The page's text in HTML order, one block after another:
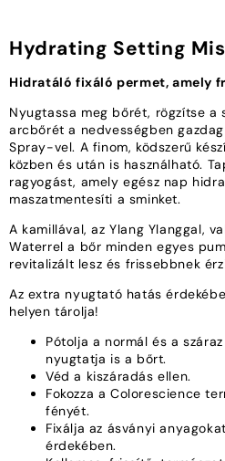
Hydrating Setting
Hidratáló fixáló permet, amely
Nyugtassa meg bőrét, rögzítse a
arcbőrét a nedvességben
Spray-vel. A finom, ködszerű
közben és után is használható.
ragyogást, amely egész nap
maszatmentesíti a sminket.
A kamillával, az Ylang Ylanggal,
Waterrel a bőr minden egyes
revitalizált lesz és frissebbnek
Az extra nyugtató hatás
helyen tárolja!
Pótolja a normál és a
nyugtatja is a bőrt.
Véd a kiszáradás ellen.
Fokozza a Colorescience
fényét.
Fixálja az ásványi
érdekében.